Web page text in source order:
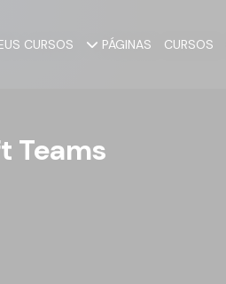
CURSOS PÁGINAS CURSOS
Teams